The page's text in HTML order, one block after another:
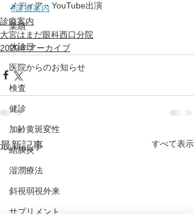
メディア・YouTube出演
業績
休診日
医院からのお知らせ
検査
健診
加齢黄斑変性
結膜炎
湿潤療法
斜視弱視外来
サプリメント
#診療案内
診療案内
大宮はまだ眼科西口分院
2020年アーカイブ
最新記事 すべて表示